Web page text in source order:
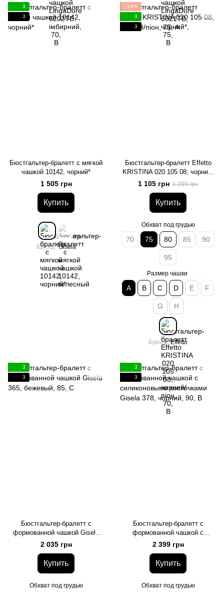
3
3
Бюстгальтер-бралетт с мягкой
чашкой 10142, чорний*
1 505 грн
Купить
Бренд Gisela
−14%
3
3
Бюстгальтер-бралетт Effetto
KRISTINA 020 105 08, чорний/
піон, 75, A
1 105 грн 1 289 грн
Купить
Обхват под грудью
70 75 80 85 90
95
Размер чашки
A B C D E F
G H
Бренд Effetto
3
3
Бюстгальтер-бралетт с
формованной чашкой Gisela
365, бежевый, 85, C
2 035 грн
Купить
Обхват под грудью
3
3
Бюстгальтер-бралетт с
формованной чашкой с
силиконовыми косточками
Gisela 378, чорний, 90, B
2 399 грн
Купить
Обхват под грудью